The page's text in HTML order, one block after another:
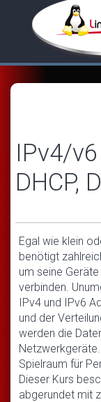
IPv4/
DHCP,
Egal wie klein
benötigt
um seine
verbinden.
IPv4 und IPv6
und der
werden die
Spielraum für
Dieser Kurs
abgerundet mit